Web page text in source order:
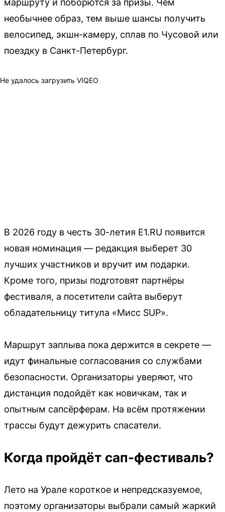
маршруту и поборются за призы. Чем
необычнее образ, тем выше шансы получить
велосипед, экшн-камеру, сплав по Чусовой или
поездку в Санкт-Петербург.
Не удалось загрузить VIQEO
В 2026 году в честь 30-летия E1.RU появится
новая номинация — редакция выберет 30
лучших участников и вручит им подарки.
Кроме того, призы подготовят партнёры
фестиваля, а посетители сайта выберут
обладательницу титула «Мисс SUP».
Маршрут заплыва пока держится в секрете —
идут финальные согласования со службами
безопасности. Организаторы уверяют, что
дистанция подойдёт как новичкам, так и
опытным сапсёрферам. На всём протяжении
трассы будут дежурить спасатели.
Когда пройдёт сап-фестиваль?
Лето на Урале короткое и непредсказуемое,
поэтому организаторы выбрали самый жаркий